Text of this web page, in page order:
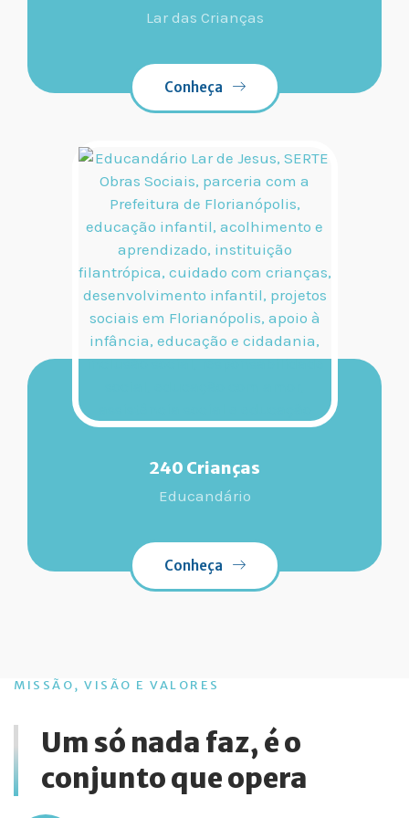
Lar das Crianças
Conheça
240 Crianças
Educandário
Conheça
MISSÃO, VISÃO E VALORES
Um só nada faz, é o
conjunto que opera